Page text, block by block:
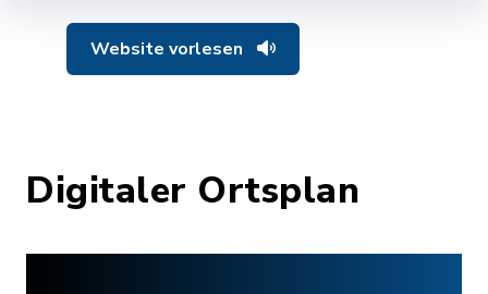
Website vorlesen
Digitaler Ortsplan